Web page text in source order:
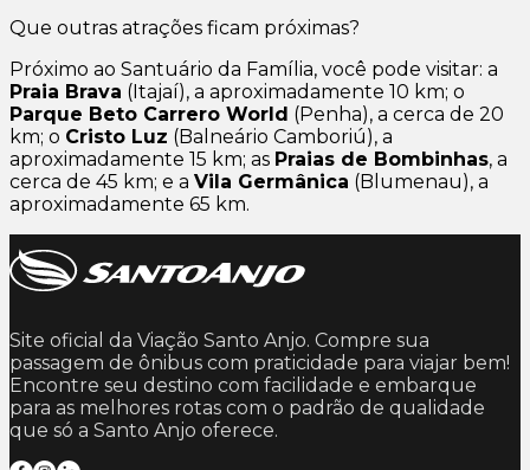
Que outras atrações ficam próximas?
Próximo ao Santuário da Família, você pode visitar: a
Praia Brava (Itajaí), a aproximadamente 10 km; o
Parque Beto Carrero World (Penha), a cerca de 20
km; o Cristo Luz (Balneário Camboriú), a
aproximadamente 15 km; as Praias de Bombinhas, a
cerca de 45 km; e a Vila Germânica (Blumenau), a
aproximadamente 65 km.
Site oficial da Viação Santo Anjo. Compre sua
passagem de ônibus com praticidade para viajar bem!
Encontre seu destino com facilidade e embarque
para as melhores rotas com o padrão de qualidade
que só a Santo Anjo oferece.